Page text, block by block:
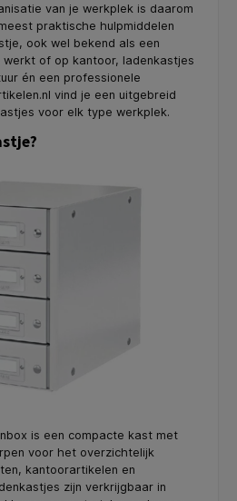
van je werkplek is daarom
praktische hulpmiddelen
ook wel bekend als een
werkt of op kantoor, ladenkastjes
én een professionele
vind je een uitgebreid
voor elk type werkplek.
is een compacte kast met
voor het overzichtelijk
kantoorartikelen en
zijn verkrijgbaar in